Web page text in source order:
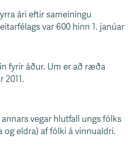
ári eftir sameiningu
var 600 hinn 1. janúar
fyrir áður. Um er að ræða
2011.
vegar hlutfall ungs fólks
og eldra) af fólki á vinnualdri.